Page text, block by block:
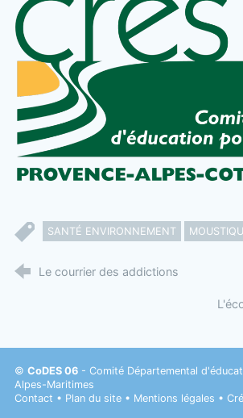
SANTÉ ENVIRONNEMENT
Le courrier des addictions
© CoDES 06- Comité Départemental
Alpes-Maritimes
Contact • Plan du site• Mentions légales •